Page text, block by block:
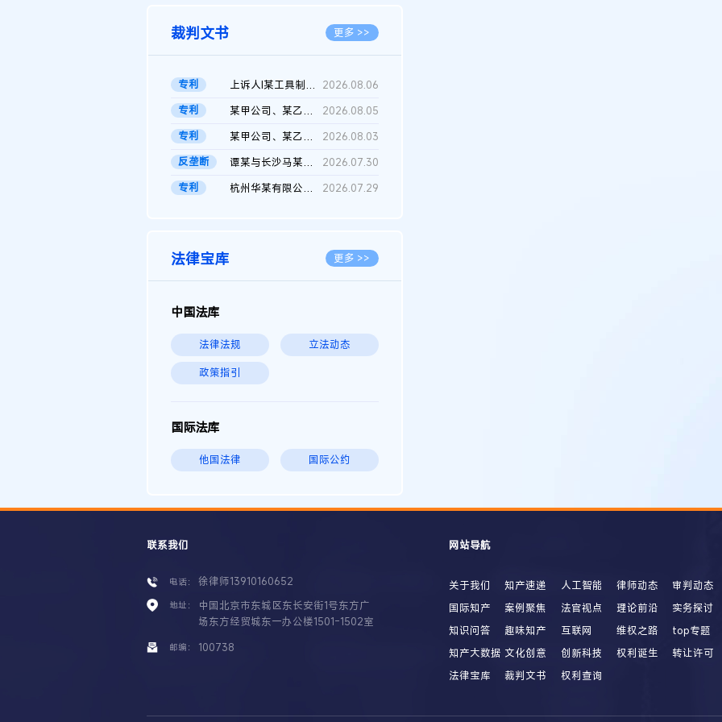
裁判文书 更多 >>
专利 上诉人I某工具制品有限公司与被上诉人程某及一审被告中华人民共和...
2026.08.06
专利
某甲公司、某乙公司、某丙公司申请诉前行为保全复议裁定书
2026.08.05
专利
某甲公司、某乙公司、官某与某丙公司专利申请权权属纠纷 二审判决...
2026.08.03
反垄断
谭某与长沙马某堆农产品股份有限公司滥用市场支配地位纠纷二审裁...
2026.07.30
专利
杭州华某有限公司与菲某有限公司侵害发明专利权纠纷 2026.07.29
法律宝库 更多 >>
中国法库
法律法规 立法动态
政策指引
国际法库
他国法律 国际公约
联系我们
电话： 徐律师13910160652
地址：
中国北京市东城区东长安街1号东方广
场东方经贸城东一办公楼1501-1502室
邮编： 100738
网站导航
关于我们 知产速递 人工智能 律师动态
审判动态
国际知产
案例聚焦 法官视点 理论前沿
实务探讨
知识问答
趣味知产 互联网 维权之路
top专题
知产大数据 文化创意 创新科技 权利诞生
转让许可
法律宝库
裁判文书 权利查询